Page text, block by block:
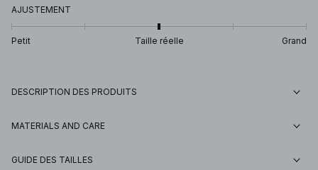
AJUSTEMENT
Petit Taille réelle Grand
DESCRIPTION DES PRODUITS
MATERIALS AND CARE
GUIDE DES TAILLES